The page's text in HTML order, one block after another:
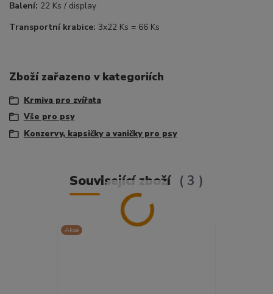
Balení: 22 Ks / display
Transportní krabice: 3x22 Ks = 66 Ks
Zboží zařazeno v kategoriích
Krmiva pro zvířata
Vše pro psy
Konzervy, kapsičky a vaničky pro psy
Související zboží 3
Akce